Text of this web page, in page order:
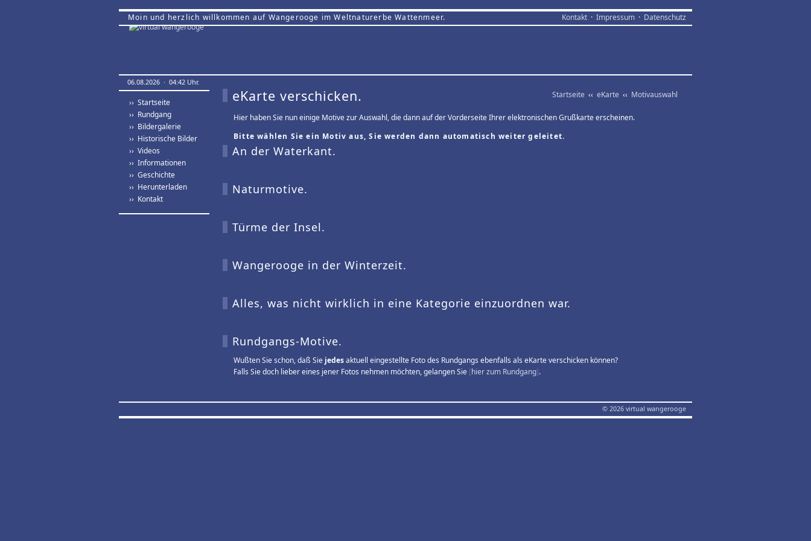
Moin und herzlich willkommen auf Wangerooge im Weltnaturerbe Wattenmeer. Kontakt · Impressum · Datenschutz
06.08.2026 · 04:42 Uhr.
›› Startseite
›› Rundgang
›› Bildergalerie
›› Historische Bilder
›› Videos
›› Informationen
›› Geschichte
›› Herunterladen
›› Kontakt
Startseite ‹‹ eKarte ‹‹ Motivauswahl
eKarte verschicken.
Hier haben Sie nun einige Motive zur Auswahl, die dann auf der Vorderseite Ihrer elektronischen Grußkarte erscheinen.
Bitte wählen Sie ein Motiv aus, Sie werden dann automatisch weiter geleitet.
An der Waterkant.
Naturmotive.
Türme der Insel.
Wangerooge in der Winterzeit.
Alles, was nicht wirklich in eine Kategorie einzuordnen war.
Rundgangs-Motive.
Wußten Sie schon, daß Sie jedesaktuell eingestellte Foto des Rundgangs ebenfalls als eKarte verschicken können?
Falls Sie doch lieber eines jener Fotos nehmen möchten, gelangen Sie [hier zum Rundgang].
© 2026 virtual wangerooge